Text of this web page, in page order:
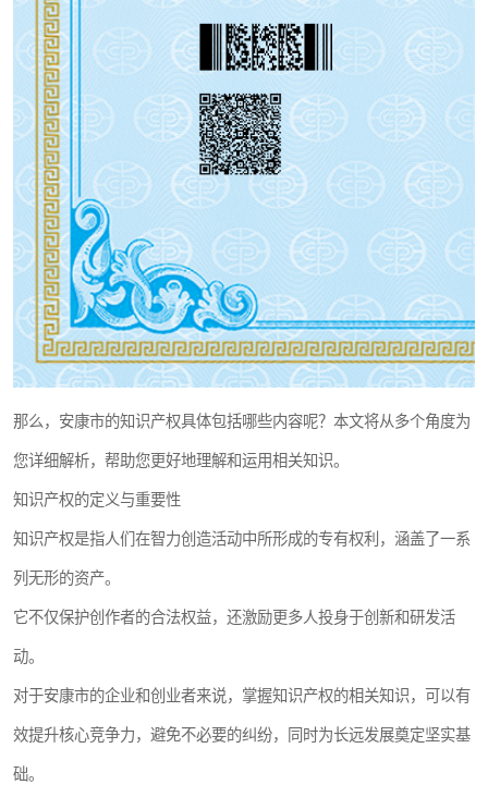
那么，安康市的知识产权具体包括哪些内容呢？本文将从多个角度为
您详细解析，帮助您更好地理解和运用相关知识。
知识产权的定义与重要性
知识产权是指人们在智力创造活动中所形成的专有权利，涵盖了一系
列无形的资产。
它不仅保护创作者的合法权益，还激励更多人投身于创新和研发活
动。
对于安康市的企业和创业者来说，掌握知识产权的相关知识，可以有
效提升核心竞争力，避免不必要的纠纷，同时为长远发展奠定坚实基
础。